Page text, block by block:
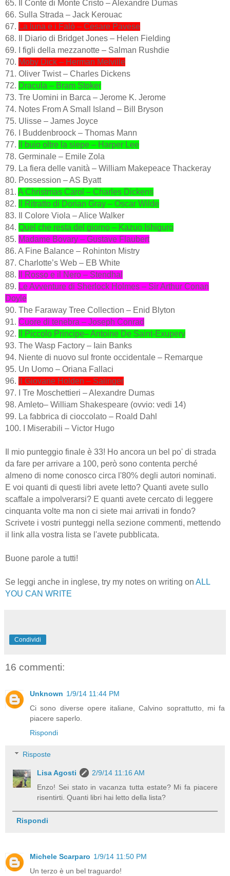
65. Il Conte di Monte Cristo – Alexandre Dumas
66. Sulla Strada – Jack Kerouac
67. La luna e i Falò – Cesare Pavese
68. Il Diario di Bridget Jones – Helen Fielding
69. I figli della mezzanotte – Salman Rushdie
70. Moby Dick – Herman Melville
71. Oliver Twist – Charles Dickens
72. Dracula – Bram Stoker
73. Tre Uomini in Barca – Jerome K. Jerome
74. Notes From A Small Island – Bill Bryson
75. Ulisse – James Joyce
76. I Buddenbroock – Thomas Mann
77.
Il buio oltre la siepe – Harper Lee
78. Germinale – Emile Zola
79. La fiera delle vanità – William Makepeace Thackeray
80. Possession – AS Byatt
81. A Christmas Carol – Charles Dickens
82.
Il Ritratto di Dorian Gray – Oscar Wilde
83. Il Colore Viola – Alice Walker
84. Quel che resta del giorno – Kazuo Ishiguro
85. Madame Bovary – Gustave Flaubert
86. A Fine Balance – Rohinton Mistry
87. Charlotte’s Web – EB White
88.
Il Rosso e il Nero – Stendhal
89. Le Avventure di Sherlock Holmes – Sir Arthur Conan
Doyle
90. The Faraway Tree Collection – Enid Blyton
91. Cuore di tenebra – Joseph Conrad
92.
Il Piccolo Principe– Antoine De Saint-Exupery
93. The Wasp Factory – Iain Banks
94. Niente di nuovo sul fronte occidentale – Remarque
95. Un Uomo – Oriana Fallaci
96.
Il Giovane Holden – Salinger
97. I Tre Moschettieri – Alexandre Dumas
98. Amleto– William Shakespeare (ovvio: vedi 14)
99. La fabbrica di cioccolato – Roald Dahl
100. I Miserabili – Victor Hugo
Il mio punteggio finale è 33! Ho ancora un bel po' di strada
da fare per arrivare a 100, però sono contenta perché
almeno di nome conosco circa l'80% degli autori nominati.
E voi quanti di questi libri avete letto? Quanti avete sullo
scaffale a impolverarsi? E quanti avete cercato di leggere
cinquanta volte ma non ci siete mai arrivati in fondo?
Scrivete i vostri punteggi nella sezione commenti, mettendo
il link alla vostra lista se l'avete pubblicata.
Buone parole a tutti!
Se leggi anche in inglese, try my notes on writing on ALL
YOU CAN WRITE
Condividi
16 commenti:
Unknown 1/9/14 11:44 PM
Ci sono diverse opere italiane, Calvino soprattutto, mi fa
piacere saperlo.
Rispondi
Risposte
Lisa Agosti
2/9/14 11:16 AM
Enzo! Sei stato in vacanza tutta estate? Mi fa piacere
risentirti. Quanti libri hai letto della lista?
Rispondi
Michele Scarparo 1/9/14 11:50 PM
Un terzo è un bel traguardo!